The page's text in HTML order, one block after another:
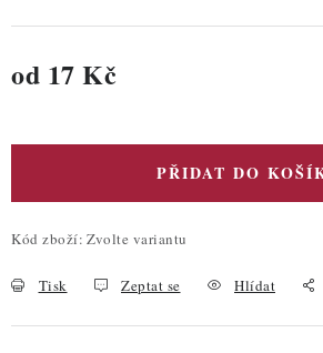
od 17 Kč
PŘIDAT DO
Kód zboží: Zvolte variantu
Tisk Zeptat se Hlídat